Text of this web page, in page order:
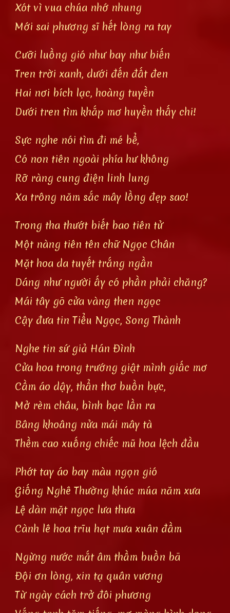
Xót vì vua chúa nhớ nhung
Mới sai phương sĩ hết lòng ra tay
Cưỡi luồng gió như bay như biến
Tren trời xanh, dưới đến đất đen
Hai nơi bích lạc, hoàng tuyền
Dưới tren tìm khắp mơ huyền thấy chi!
Sực nghe nói tìm đi mé bể,
Có non tiên ngoài phía hư không
Rỡ ràng cung điện linh lung
Xa trông năm sắc mây lồng đẹp sao!
Trong tha thướt biết bao tiên tử
Một nàng tiên tên chữ Ngọc Chân
Mặt hoa da tuyết trắng ngần
Dáng như người ấy có phần phải chăng?
Mái tây gõ cửa vàng then ngọc
Cậy đưa tin Tiểu Ngọc, Song Thành
Nghe tin sứ giả Hán Đình
Cửa hoa trong trướng giật mình giấc mơ
Cầm áo dậy, thẩn thơ buồn bực,
Mở rèm châu, bình bạc lần ra
Bâng khoâng nửa mái mây tà
Thềm cao xuống chiếc mũ hoa lệch đầu
Phớt tay áo bay màu ngọn gió
Giống Nghê Thường khúc múa năm xưa
Lệ dàn mặt ngọc lưa thưa
Cành lê hoa trĩu hạt mưa xuân đầm
Ngừng nước mắt âm thầm buồn bã
Đội ơn lòng, xin tạ quân vương
Từ ngày cách trở đôi phương